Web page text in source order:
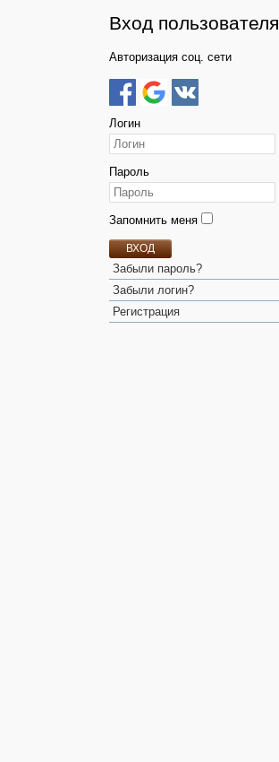
Вход пользователя
Авторизация соц. сети
Логин
Пароль
Запомнить меня
ВХОД
Забыли пароль?
Забыли логин?
Регистрация